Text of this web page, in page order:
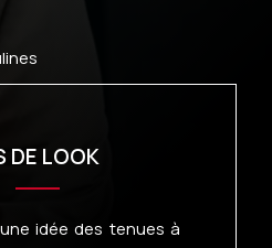
DE LOOK
idée des tenues à